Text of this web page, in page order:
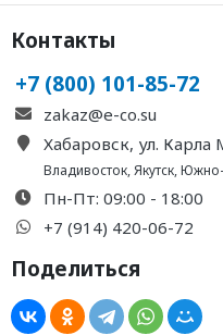
Контакты
+7 (800) 101-85-72
zakaz@e-co.su
Хабаровск, ул. Карла
Владивосток,Якутск,Южно-
Пн-Пт: 09:00 - 18:00
+7 (914) 420-06-72
Поделиться